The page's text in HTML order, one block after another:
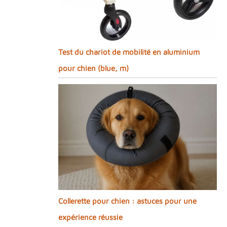
Test du chariot de mobilité en aluminium
pour chien (blue, m)
Collerette pour chien : astuces pour une
expérience réussie